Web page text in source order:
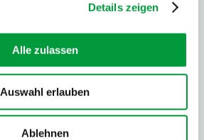
Details zeigen
Alle zulassen
Auswahl erlauben
Ablehnen